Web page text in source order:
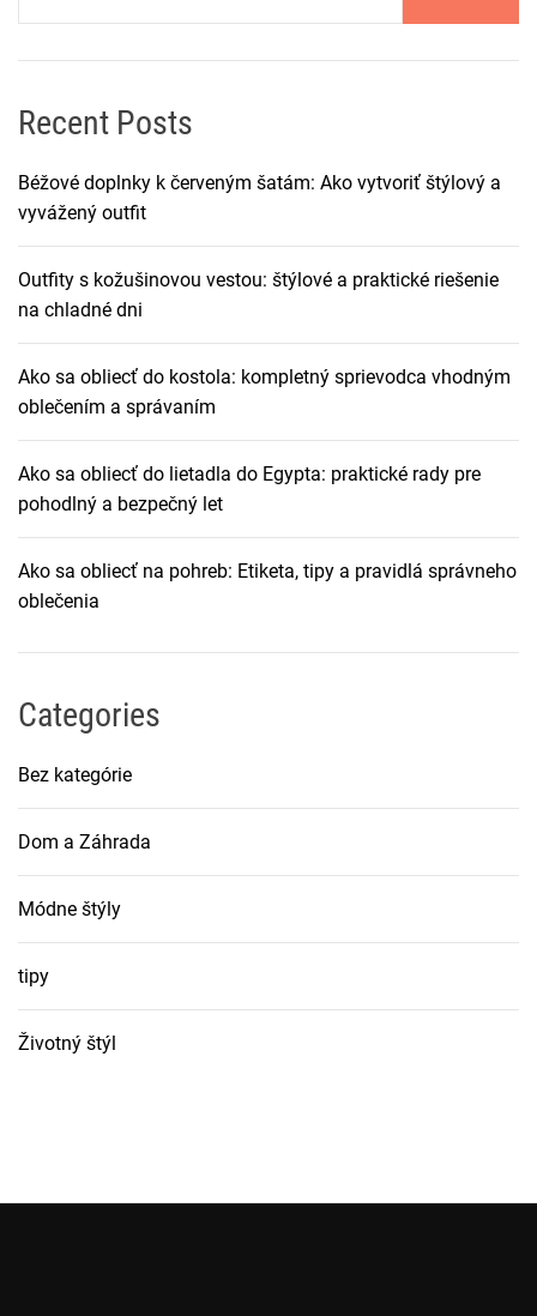
Recent Posts
Béžové doplnky k červeným šatám: Ako vytvoriť štýlový a
vyvážený outfit
Outfity s kožušinovou vestou: štýlové a praktické riešenie
na chladné dni
Ako sa obliecť do kostola: kompletný sprievodca vhodným
oblečením a správaním
Ako sa obliecť do lietadla do Egypta: praktické rady pre
pohodlný a bezpečný let
Ako sa obliecť na pohreb: Etiketa, tipy a pravidlá správneho
oblečenia
Categories
Bez kategórie
Dom a Záhrada
Módne štýly
tipy
Životný štýl